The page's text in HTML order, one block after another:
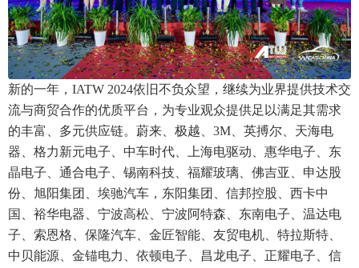
新的一年，IATW 2024依旧不负众望，继续为业界提供技术交
流与商贸合作的优质平台，为专业观众提供足以满足其需求
的丰富、多元供应链。蔚来、极越、3M、英搏尔、天海电
器、格力新元电子、中车时代、上海电驱动、惠华电子、东
晶电子、通合电子、锡南科技、福耀玻璃、佛吉亚、申达股
份、旭阳集团、埃驰汽车，东阳集团、信邦控股、西卡中
国、裕华电器、宁波高松、宁波阿特森、东南电子、温达电
子、索恩格、保隆汽车、金匠智能、友贸电机、特拉斯特、
中贝能源、金锚电力、依顿电子、昌龙电子、正耀电子、信